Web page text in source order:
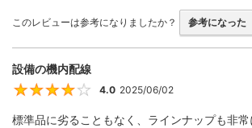
このレビューは参考になりましたか？ 参考になった
設備の機内配線
4
4.0 2025/06/02
標準品に劣ることもなく、ラインナップも非